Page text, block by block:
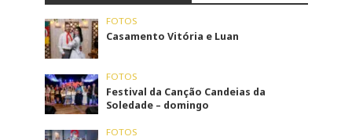
FOTOS
Casamento Vitória e Luan
FOTOS
Festival da Canção Candeias da
Soledade – domingo
FOTOS